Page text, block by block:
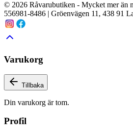
© 2026 Råvarubutiken - Mycket mer än
556981-8486 | Gröenvägen 11, 438 91
Varukorg
Tillbaka
Din varukorg är tom.
Profil